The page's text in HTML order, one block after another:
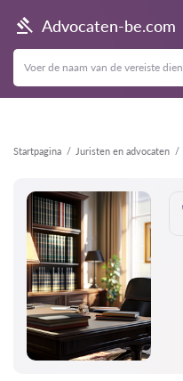
Advocaten-be.com
Startpagina Juristen en advocaten
Terug